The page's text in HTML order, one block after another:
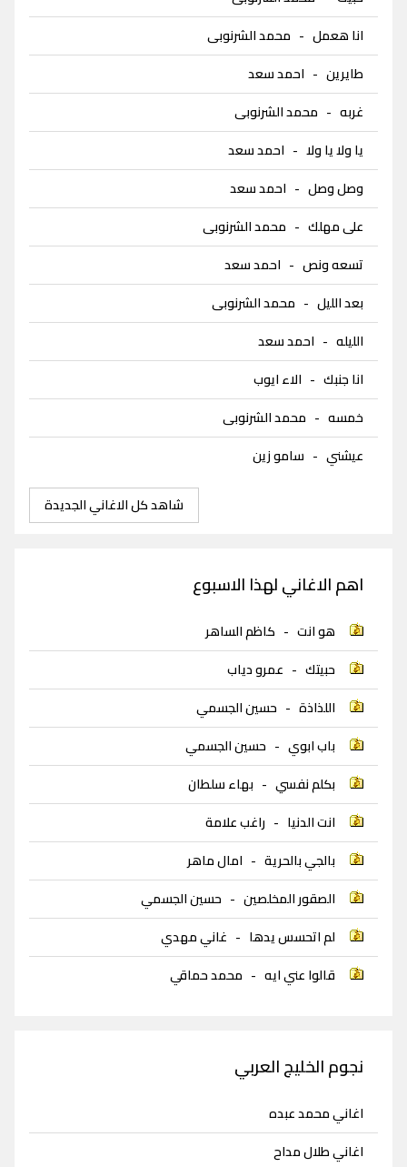
انا هعمل - محمد الشرنوبى
طايرين - احمد سعد
غربه - محمد الشرنوبى
يا ولا يا ولا - احمد سعد
وصل وصل - احمد سعد
على مهلك - محمد الشرنوبى
تسعه ونص - احمد سعد
بعد الليل - محمد الشرنوبى
الليله - احمد سعد
انا جنبك - الاء ايوب
خمسه - محمد الشرنوبى
عيشني - سامو زين
شاهد كل الاغاني الجديدة
اهم الاغاني لهذا الاسبوع
هو انت - كاظم الساهر
حبيتك - عمرو دياب
اللذاذة - حسين الجسمي
باب ابوي - حسين الجسمي
بكلم نفسي - بهاء سلطان
انت الدنيا - راغب علامة
بالجي بالحرية - امال ماهر
الصقور المخلصين - حسين الجسمي
لم اتحسس يدها - غاني مهدي
قالوا عني ايه - محمد حماقي
نجوم الخليج العربي
اغاني محمد عبده
اغاني طلال مداح